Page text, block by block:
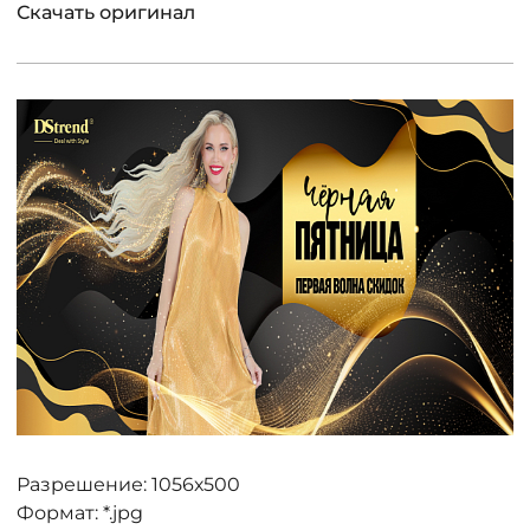
Скачать оригинал
Разрешение: 1056х500
Формат: *.jpg